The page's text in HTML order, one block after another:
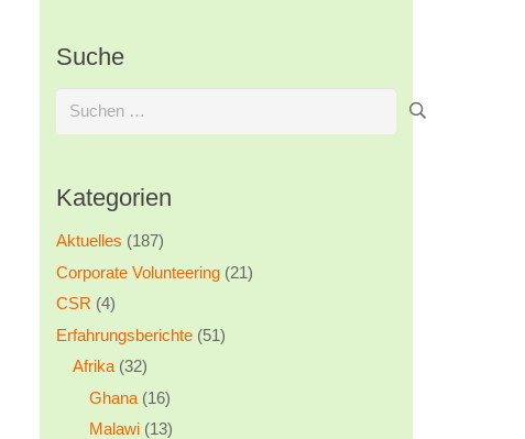
Suche
Kategorien
Aktuelles (187)
Corporate Volunteering(21)
CSR (4)
Erfahrungsberichte(51)
Afrika(32)
Ghana(16)
Malawi(13)